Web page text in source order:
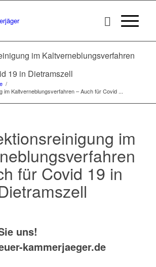
im Kaltverneblungsverfahren
19 in Dietramszell
/
im Kaltverneblungsverfahren – Auch für Covid ...
im
für Covid 19 in
uns!
kammerjaeger.de